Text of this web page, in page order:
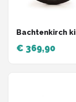
Bachtenkirch
€ 369,90